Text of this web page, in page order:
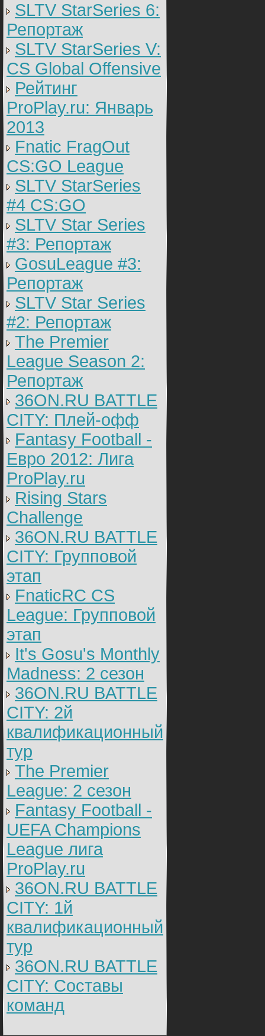
SLTV StarSeries 6:
Репортаж
SLTV StarSeries V:
CS Global Offensive
Рейтинг
ProPlay.ru: Январь
2013
Fnatic FragOut
CS:GO League
SLTV StarSeries
#4 CS:GO
SLTV Star Series
#3: Репортаж
GosuLeague #3:
Репортаж
SLTV Star Series
#2: Репортаж
The Premier
League Season 2:
Репортаж
36ON.RU BATTLE
CITY: Плей-офф
Fantasy Football -
Евро 2012: Лига
ProPlay.ru
Rising Stars
Challenge
36ON.RU BATTLE
CITY: Групповой
этап
FnaticRC CS
League: Групповой
этап
It's Gosu's Monthly
Madness: 2 сезон
36ON.RU BATTLE
CITY: 2й
квалификационный
тур
The Premier
League: 2 cезон
Fantasy Football -
UEFA Champions
League лига
ProPlay.ru
36ON.RU BATTLE
CITY: 1й
квалификационный
тур
36ON.RU BATTLE
CITY: Составы
команд